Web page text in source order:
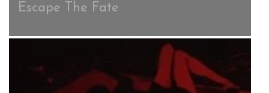
Escape The Fate